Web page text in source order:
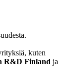
kuten
R&D Finland ja